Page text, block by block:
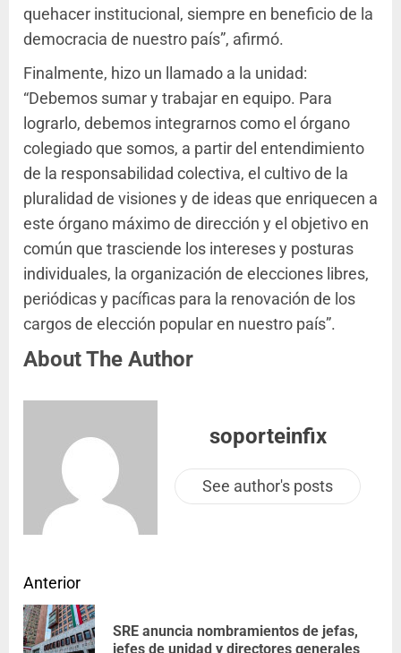
quehacer institucional, siempre en beneficio de la
democracia de nuestro país”, afirmó.
Finalmente, hizo un llamado a la unidad:
“Debemos sumar y trabajar en equipo. Para
lograrlo, debemos integrarnos como el órgano
colegiado que somos, a partir del entendimiento
de la responsabilidad colectiva, el cultivo de la
pluralidad de visiones y de ideas que enriquecen a
este órgano máximo de dirección y el objetivo en
común que trasciende los intereses y posturas
individuales, la organización de elecciones libres,
periódicas y pacíficas para la renovación de los
cargos de elección popular en nuestro país”.
About The Author
soporteinfix
See author's posts
Anterior
SRE anuncia nombramientos de jefas,
jefes de unidad y directores generales